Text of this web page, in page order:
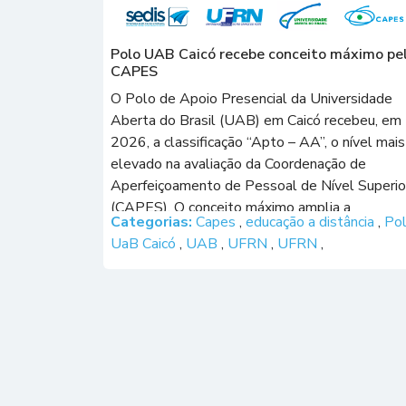
Polo UAB Caicó recebe conceito máximo
CAPES
O Polo de Apoio Presencial da Universidade
Aberta do Brasil (UAB) em Caicó recebeu, em
2026, a classificação “Apto – AA”, o nível mais
elevado na avaliação da Coordenação de
Aperfeiçoamento de Pessoal de Nível
(CAPES). O conceito máximo amplia a
capacidade do polo para receber novas ofertas
de cursos de graduação, pós-graduação e […]
Categorias: Capes , educação a distância ,
UaB Caicó , UAB , UFRN , UFRN ,